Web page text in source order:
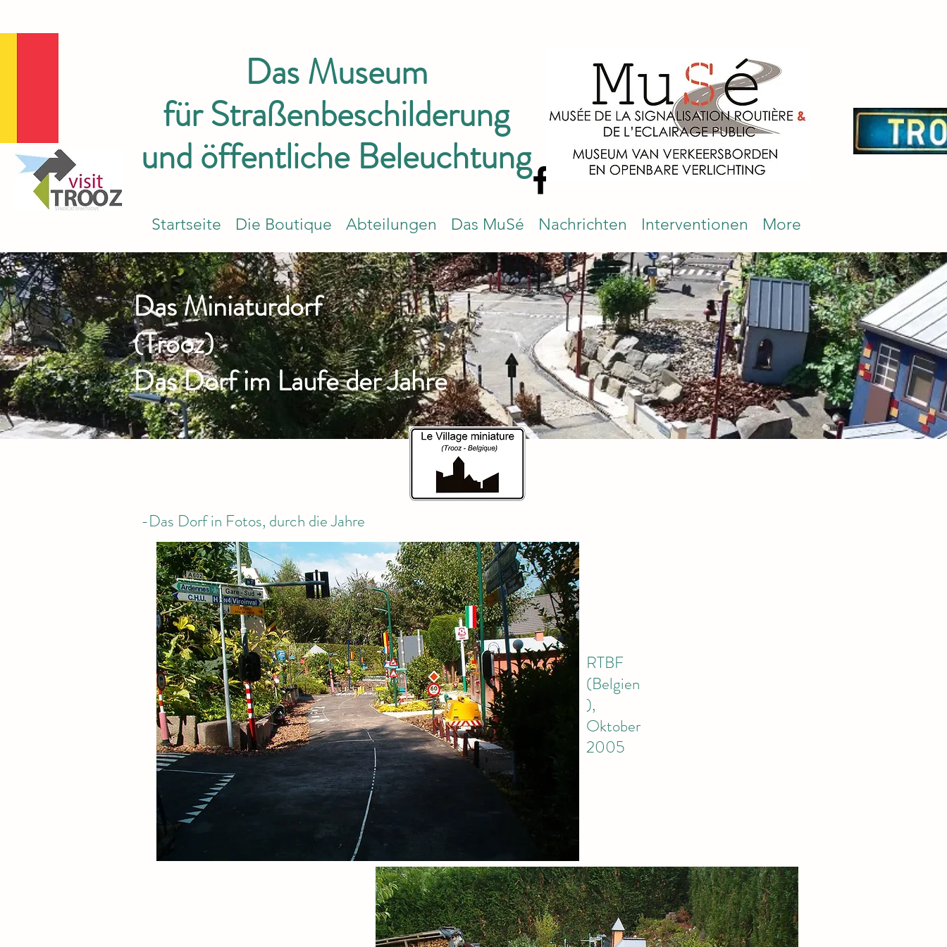
Das Museum
für Straßenbeschilderung
und öffentliche Beleuchtung
Startseite Die Boutique Abteilungen Das MuSé Nachrichten Interventionen More
Das Miniaturdorf
(Trooz)
Das Dorf im Laufe der Jahre
-Das Dorf in Fotos, durch die Jahre
RTBF
(Belgien
),
Oktober
2005